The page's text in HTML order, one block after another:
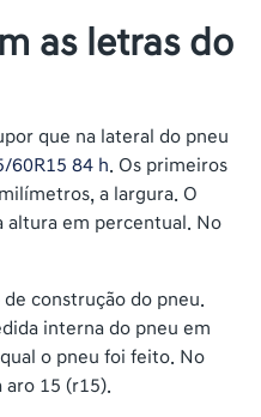
as letras do
que na lateral do pneu
60R15 84 h. Os primeiros
a largura. O
altura em percentual. No
construção do pneu.
interna do pneu em
o pneu foi feito. No
aro 15 (r15).